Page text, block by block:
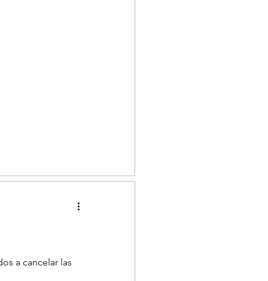
a cancelar las